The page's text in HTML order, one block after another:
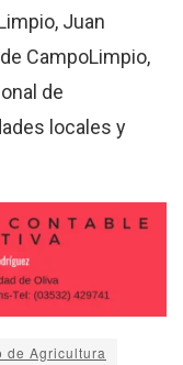
Juan
CampoLimpio,
de
locales y
de Agricultura